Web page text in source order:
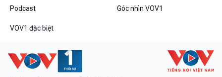
Các chương trình đặc biệt
Podcast Góc nhìn VOV1
VOV1 đặc biệt